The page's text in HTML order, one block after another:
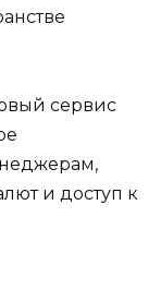
сервис
и доступ к